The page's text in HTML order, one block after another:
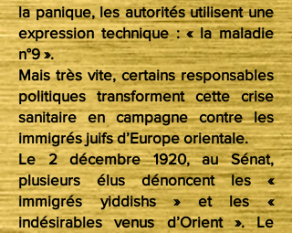
la panique, les autorités utilisent une
expression technique : « la maladie
n°9 ».
Mais très vite, certains responsables
politiques transforment cette crise
sanitaire en campagne contre les
immigrés juifs d’Europe orientale.
Le 2 décembre 1920, au Sénat,
plusieurs élus dénoncent les «
immigrés yiddishs » et les «
indésirables venus d’Orient ». Le